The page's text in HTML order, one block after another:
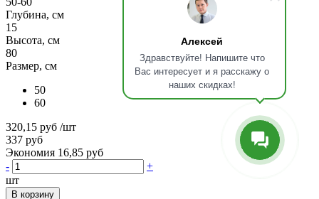
Алексей
Здравствуйте! Напишите что
Вас интересует и я расскажу о
наших скидках!
Глубина, см
15
Высота, см
80
Размер, см
50
60
320,15 руб /шт
337 руб
Экономия 16,85 руб
-
+
шт
В корзину